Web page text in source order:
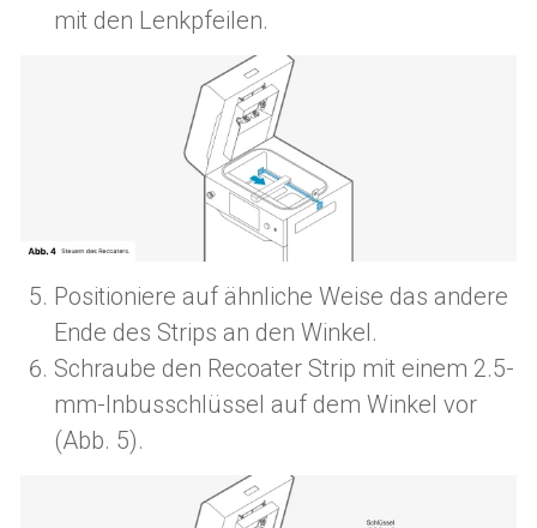
mit den Lenkpfeilen.
Positioniere auf ähnliche Weise das andere
Ende des Strips an den Winkel.
Schraube den Recoater Strip mit einem 2.5-
mm-Inbusschlüssel auf dem Winkel vor
(Abb. 5).